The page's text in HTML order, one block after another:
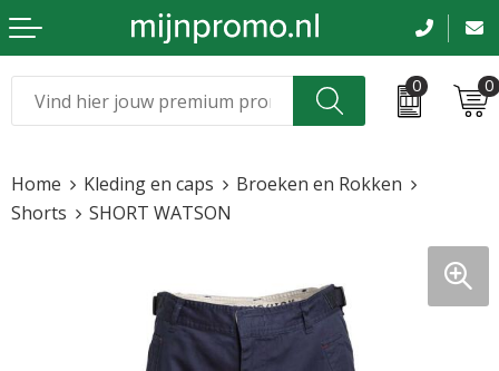
0 0
Kleding & caps
Werkkleding
Tassen en reizen
Sinterklaas
Home Kleding en caps
Broeken en Rokken
Shorts
SHORT WATSON